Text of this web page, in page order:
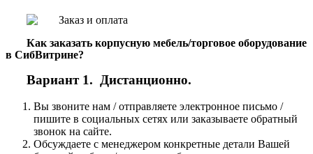
Как заказать корпусную мебель/торговое оборудование
в СибВитрине?
Вариант 1. Дистанционно.
Вы звоните нам / отправляете электронное письмо /
пишите в социальных сетях или заказываете обратный
звонок на сайте.
Обсуждаете с менеджером конкретные детали Вашей